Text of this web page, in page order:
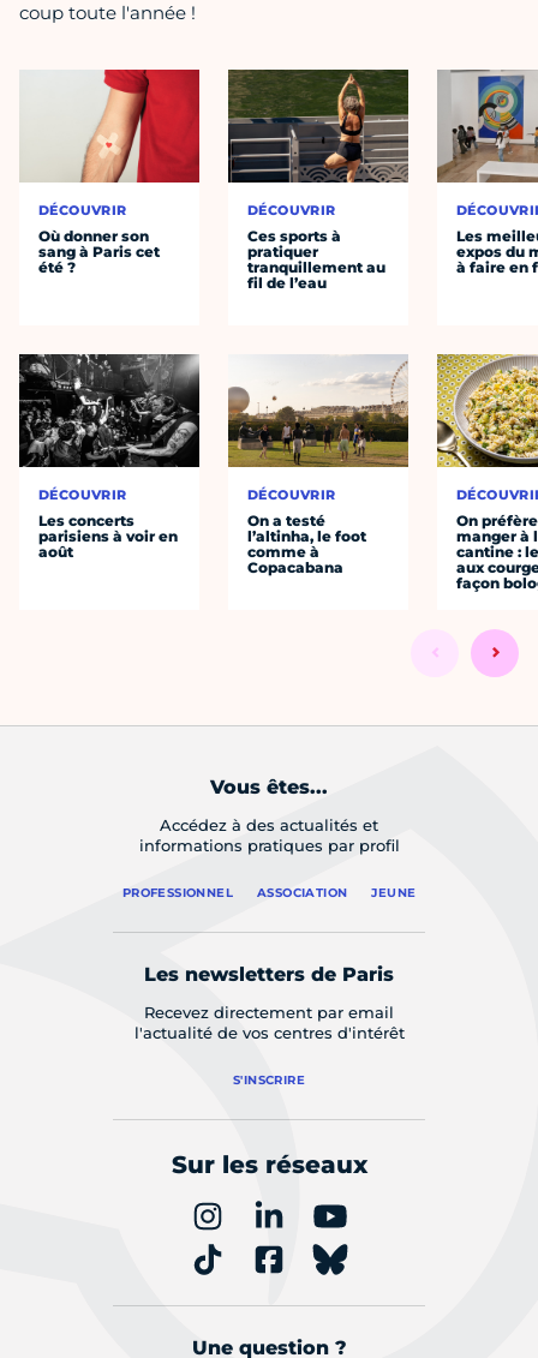
coup toute l'année !
DÉCOUVRIR
Où donner son
sang à Paris cet
été ?
DÉCOUVRIR
Les concerts
parisiens à voir en
août
DÉCOUVRIR
Ces sports à
pratiquer
tranquillement au
fil de l’eau
DÉCOUVRIR
On a testé
l’altinha, le foot
comme à
Copacabana
Les
expos du
à faire en
On préfère
manger à
cantine :
aux
façon
Vous êtes...
Accédez à des actualités et
informations pratiques par profil
PROFESSIONNEL ASSOCIATION JEUNE
Les newsletters de Paris
Recevez directement par email
l'actualité de vos centres d'intérêt
S'INSCRIRE
Sur les réseaux
Une question ?